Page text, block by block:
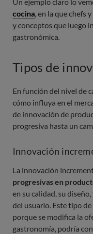
cocina, en la que chefs
y conceptos que luego
gastronómica.
Tipos de
En función del nivel de
cómo influya en el
de innovación de
progresiva hasta un
Innovación
La innovación
progresivas en
en su calidad, su
del usuario. Este tipo
porque se modifica la
gastronomía, podría